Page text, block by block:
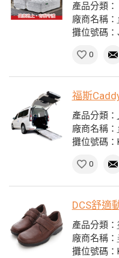
產品分類：
廠商名稱：
攤位號碼：
0
福斯
產品分類：
廠商名稱：
攤位號碼：
0
DCS舒適
產品分類：
廠商名稱：
攤位號碼：